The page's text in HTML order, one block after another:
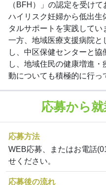
（BFH）」の認定を受けて
ハイリスク妊婦から低出生
タルサポートを実践してい
一方、地域医療支援病院
し、中区保健センターと
し、地域住民の健康増進
動についても積極的に行っ
応募から
応募方法
WEB応募、またはお電話
せください。
応募後の流れ